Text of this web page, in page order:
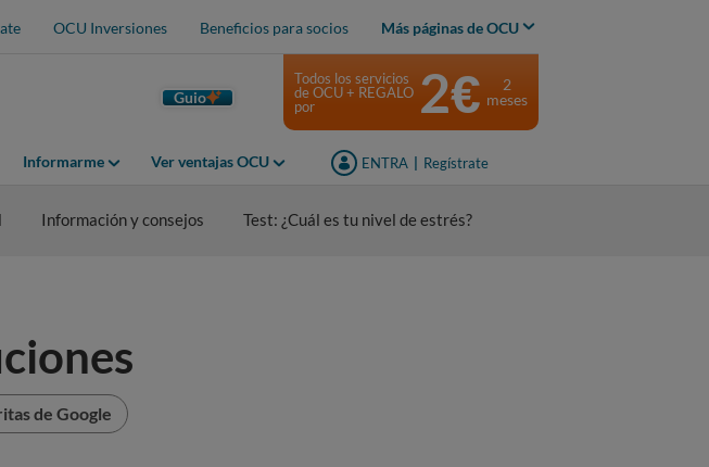
OCU Inversiones Beneficios para socios Más páginas de OCU
Guio
Informarme Ver ventajas OCU ENTRA Regístrate
Todos los servicios
de OCU + REGALO
por
2€
2
meses
Información y consejos Test: ¿Cuál es tu nivel de estrés?
de Google